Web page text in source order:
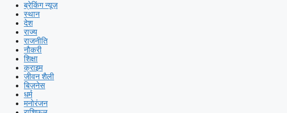
ब्रेकिंग न्यूज़
स्थान
देश
राज्य
राजनीति
नौकरी
शिक्षा
क्राइम
जीवन शैली
बिज़नेस
धर्म
मनोरंजन